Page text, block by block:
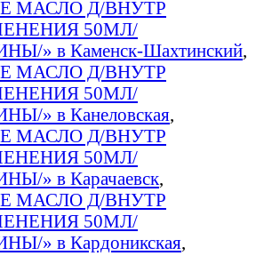
МАСЛО Д/ВНУТР
50МЛ/
» в Каменск-Шахтинский,
МАСЛО Д/ВНУТР
50МЛ/
» в Канеловская,
МАСЛО Д/ВНУТР
50МЛ/
» в Карачаевск,
МАСЛО Д/ВНУТР
50МЛ/
» в Кардоникская,